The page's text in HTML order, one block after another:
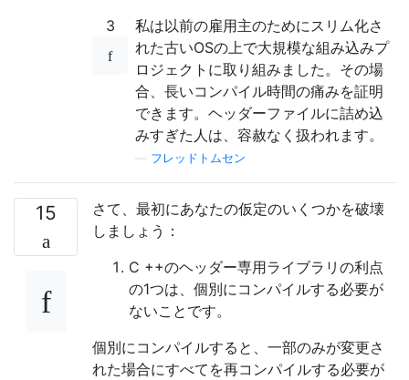
3
私は以前の雇用主のためにスリム化さ
れた古いOSの上で大規模な組み込みプ
ロジェクトに取り組みました。その場
合、長いコンパイル時間の痛みを証明
できます。ヘッダーファイルに詰め込
みすぎた人は、容赦なく扱われます。
フレッドトムセン
15
さて、最初にあなたの仮定のいくつかを破壊
しましょう：
C ++のヘッダー専用ライブラリの利点
の1つは、個別にコンパイルする必要が
ないことです。
個別にコンパイルすると、一部のみが変更さ
れた場合にすべてを再コンパイルする必要が